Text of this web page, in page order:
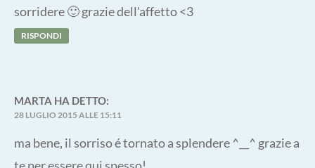
sorridere 🙂 grazie dell'affetto <3
RISPONDI
MARTA HA DETTO:
28 LUGLIO 2015 ALLE 15:11
ma bene, il sorriso é tornato a splendere ^__^ grazie a